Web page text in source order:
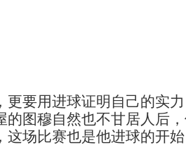
更要用进球证明自己的实
的图穆自然也不甘居人后
这场比赛也是他进球的开